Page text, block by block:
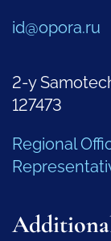
id@opora.ru
2-y
127473
Regional